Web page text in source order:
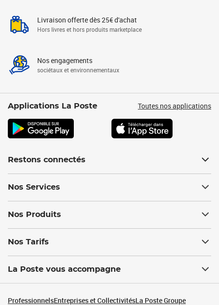
Livraison offerte dès 25€ d'achat
Hors livres et hors produits marketplace
Nos engagements
sociétaux et environnementaux
Applications La Poste Toutes nos applications
Restons connectés
Nos Services
Nos Produits
Nos Tarifs
La Poste vous accompagne
ProfessionnelsEntreprises et CollectivitésLa Poste Groupe